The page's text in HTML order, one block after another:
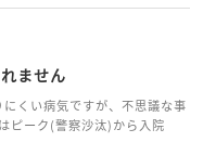
ません
くい病気ですが、不思議な事
ピーク(警察沙汰)から入院